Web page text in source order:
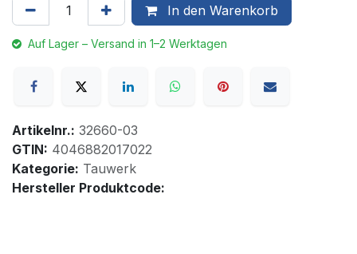
In den Warenkorb
Auf Lager – Versand in 1–2 Werktagen
Artikelnr.: 32660-03
GTIN: 4046882017022
Kategorie: Tauwerk
Hersteller Produktcode: